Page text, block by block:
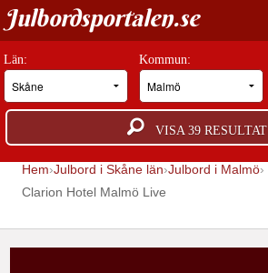
Julbordsportalen.se
HITTA RÄTT JULBORD
BOKNINGSFÖRFRÅGAN
GUIDER
Län: Kommun:
VISA39 RESULTAT
Hem Julbord i Skåne län Julbord i Malmö
Clarion Hotel Malmö Live